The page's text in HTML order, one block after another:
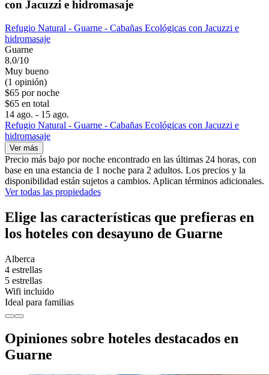
con Jacuzzi e hidromasaje
Refugio Natural - Guarne - Cabañas Ecológicas con Jacuzzi e
hidromasaje
Guarne
8.0/10
Muy bueno
(1 opinión)
$65 por noche
$65 en total
14 ago. - 15 ago.
Refugio Natural - Guarne - Cabañas Ecológicas con Jacuzzi e
hidromasaje
Ver más
Precio más bajo por noche encontrado en las últimas 24 horas, con
base en una estancia de 1 noche para 2 adultos. Los precios y la
disponibilidad están sujetos a cambios. Aplican términos adicionales.
Ver todas las propiedades
Elige las características que prefieras en
los hoteles con desayuno de Guarne
Alberca
4 estrellas
5 estrellas
Wifi incluido
Ideal para familias
Opiniones sobre hoteles destacados en
Guarne